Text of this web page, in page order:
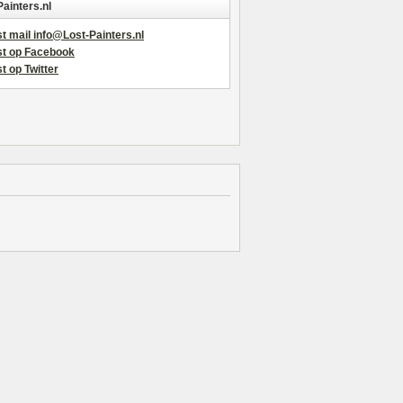
mail info@Lost-Painters.nl
op Facebook
op Twitter